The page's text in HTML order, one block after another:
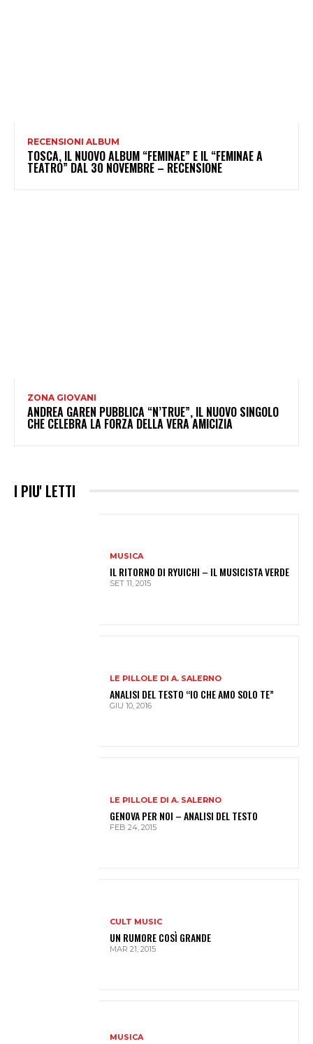
RECENSIONI ALBUM
TOSCA, IL NUOVO ALBUM “FEMINAE” E IL “FEMINAE A
TEATRO” DAL 30 NOVEMBRE – RECENSIONE
ZONA GIOVANI
ANDREA GAREN PUBBLICA “N’TRUE”, IL NUOVO SINGOLO
CHE CELEBRA LA FORZA DELLA VERA AMICIZIA
I PIU' LETTI
MUSICA
IL RITORNO DI RYUICHI – IL MUSICISTA VERDE
SET 11, 2015
LE PILLOLE DI A. SALERNO
ANALISI DEL TESTO “IO CHE AMO SOLO TE”
GIU 10, 2016
LE PILLOLE DI A. SALERNO
GENOVA PER NOI – ANALISI DEL TESTO
FEB 24, 2015
CULT MUSIC
UN RUMORE COSÌ GRANDE
MAR 21, 2015
MUSICA